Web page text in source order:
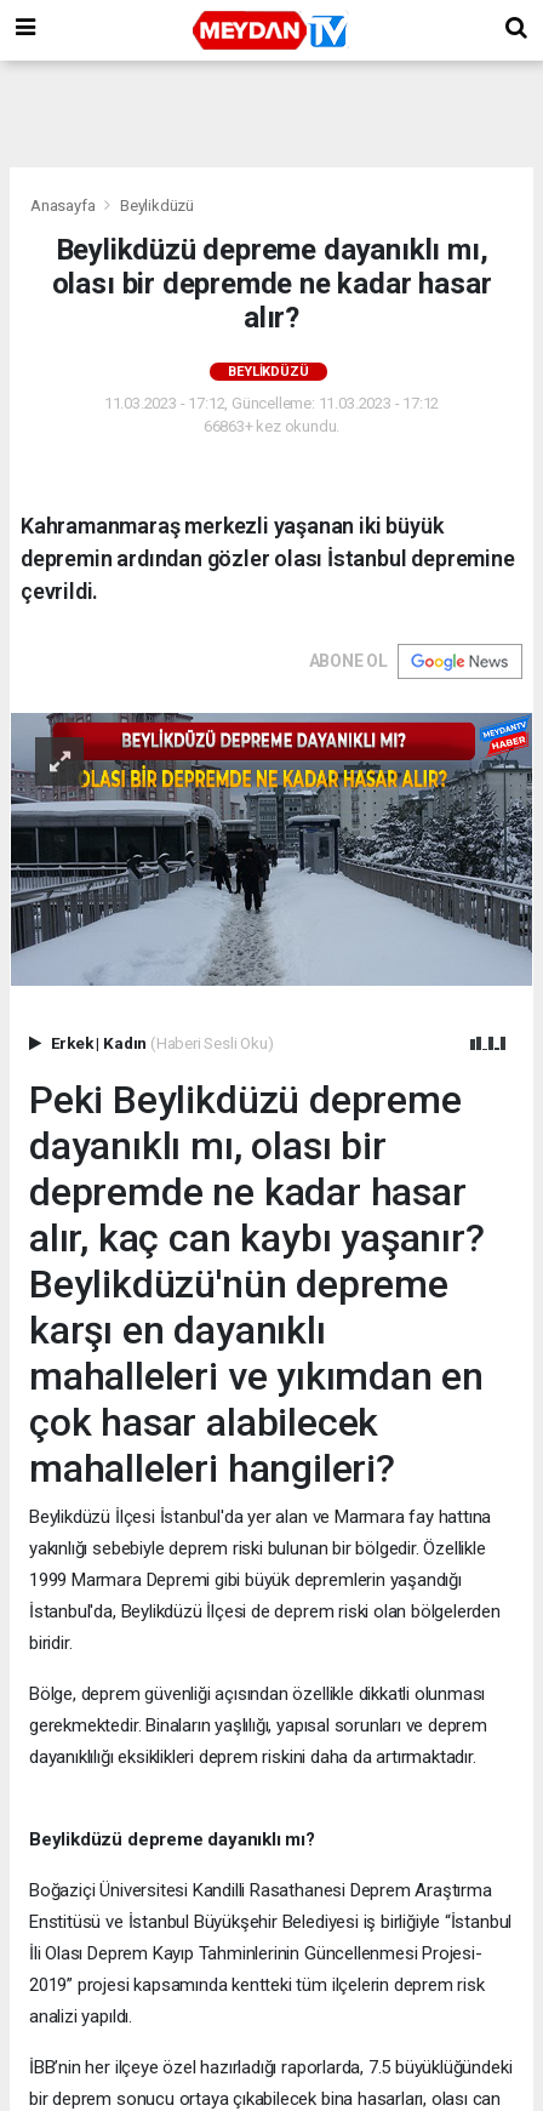
Anasayfa Beylikdüzü
Beylikdüzü depreme dayanıklı mı,
olası bir depremde ne kadar hasar
alır?
BEYLIKDÜZÜ
11.03.2023 - 17:12, Güncelleme: 11.03.2023 - 17:12
66863+ kez okundu.
Kahramanmaraş merkezli yaşanan iki büyük
depremin ardından gözler olası İstanbul depremine
çevrildi.
ABONE OL
Erkek| Kadın (Haberi Sesli Oku)
Peki Beylikdüzü depreme
dayanıklı mı, olası bir
depremde ne kadar hasar
alır, kaç can kaybı yaşanır?
Beylikdüzü'nün depreme
karşı en dayanıklı
mahalleleri ve yıkımdan en
çok hasar alabilecek
mahalleleri hangileri?
Beylikdüzü İlçesi İstanbul'da yer alan ve Marmara fay hattına
yakınlığı sebebiyle deprem riski bulunan bir bölgedir. Özellikle
1999 Marmara Depremi gibi büyük depremlerin yaşandığı
İstanbul'da, Beylikdüzü İlçesi de deprem riski olan bölgelerden
biridir.
Bölge, deprem güvenliği açısından özellikle dikkatli olunması
gerekmektedir. Binaların yaşlılığı, yapısal sorunları ve deprem
dayanıklılığı eksiklikleri deprem riskini daha da artırmaktadır.
Beylikdüzü depreme dayanıklı mı?
Boğaziçi Üniversitesi Kandilli Rasathanesi Deprem Araştırma
Enstitüsü ve İstanbul Büyükşehir Belediyesi iş birliğiyle “İstanbul
İli Olası Deprem Kayıp Tahminlerinin Güncellenmesi Projesi-
2019” projesi kapsamında kentteki tüm ilçelerin deprem risk
analizi yapıldı.
İBB’nin her ilçeye özel hazırladığı raporlarda, 7.5 büyüklüğündeki
bir deprem sonucu ortaya çıkabilecek bina hasarları, olası can